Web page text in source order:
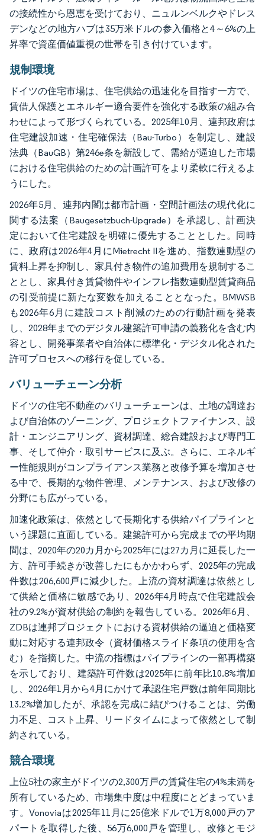
の接続性から恩恵を受けており、ニュルンベルクやドレス
デンなどの地方ハブは35万米ドルの参入価格と4～6%の上
昇率で資産価値重視の世帯を引き付けています。
規制環境
ドイツの住宅市場は、住宅供給の迅速化を目指す一方で、
賃借人保護とエネルギー適合要件を強化する政策の組み合
わせによって形づくられている。2025年10月、連邦政府は
住宅建設加速・住宅確保法（Bau-Turbo）を制定し、建設
法典（BauGB）第246e条を新設して、需給が逼迫した市場
における住宅供給のための計画許可をより柔軟に行えるよ
うにした。
2026年5月、連邦内閣は都市計画・空間計画法の現代化に
関する法案（Baugesetzbuch-Upgrade）を承認し、計画決
定において住宅建設を明確に優先することとした。同時
に、政府は2026年4月にMietrecht IIを進め、指数連動型の
賃料上昇を抑制し、家具付き物件の追加費用を規制するこ
ととし、家具付き賃貸物件やインフレ指数連動型賃貸商品
の引受前提に新たな変数を加えることとなった。BMWSB
も2026年6月に建設コスト削減のための行動計画を発表
し、2028年までのデジタル建築許可申請の義務化を含む内
容とし、開発事業者や自治体に標準化・デジタル化された
許可プロセスへの移行を促している。
バリューチェーン分析
ドイツの住宅不動産のバリューチェーンは、土地の調達お
よび自治体のゾーニング、プロジェクトファイナンス、設
計・エンジニアリング、資材調達、総合建設および専門工
事、そして仲介・取引サービスに及ぶ。さらに、エネルギ
ー性能規則がコンプライアンス業務と改修予算を増加させ
る中で、長期的な物件管理、メンテナンス、および改修の
分野にも広がっている。
加速化政策は、依然として長期化する供給パイプラインと
いう課題に直面している。建築許可から完成までの平均期
間は、2020年の20カ月から2025年には27カ月に延長した一
方、許可手続きが改善したにもかかわらず、2025年の完成
件数は206,600戸に減少した。上流の資材調達は依然とし
て供給と価格に敏感であり、2026年4月時点で住宅建設会
社の9.2%が資材供給の制約を報告している。2026年6月、
ZDBは連邦プロジェクトにおける資材供給の逼迫と価格変
動に対応する連邦政令（資材価格スライド条項の使用を含
む）を指摘した。中流の指標はパイプラインの一部再構築
を示しており、建築許可件数は2025年に前年比10.8%増加
し、2026年1月から4月にかけて承認住宅戸数は前年同期比
13.2%増加したが、承認を完成に結びつけることは、労働
力不足、コスト上昇、リードタイムによって依然として制
約されている。
競合環境
上位5社の家主がドイツの2,300万戸の賃貸住宅の4%未満を
所有しているため、市場集中度は中程度にとどまっていま
す。Vonoviaは2025年11月に25億米ドルで1万8,000戸のア
パートを取得した後、56万6,000戸を管理し、改修とモジ